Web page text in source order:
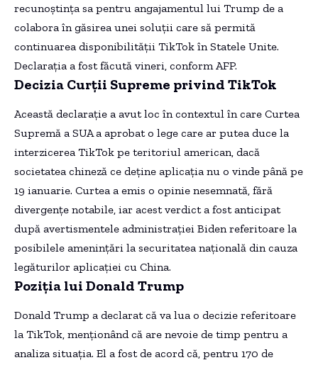
recunoștința sa pentru angajamentul lui Trump de a
colabora în găsirea unei soluții care să permită
continuarea disponibilității TikTok în Statele Unite.
Declarația a fost făcută vineri, conform AFP.
Decizia Curții Supreme privind TikTok
Această declarație a avut loc în contextul în care Curtea
Supremă a SUA a aprobat o lege care ar putea duce la
interzicerea TikTok pe teritoriul american, dacă
societatea chineză ce deține aplicația nu o vinde până pe
19 ianuarie. Curtea a emis o opinie nesemnată, fără
divergențe notabile, iar acest verdict a fost anticipat
după avertismentele administrației Biden referitoare la
posibilele amenințări la securitatea națională din cauza
legăturilor aplicației cu China.
Poziția lui Donald Trump
Donald Trump a declarat că va lua o decizie referitoare
la TikTok, menționând că are nevoie de timp pentru a
analiza situația. El a fost de acord că, pentru 170 de